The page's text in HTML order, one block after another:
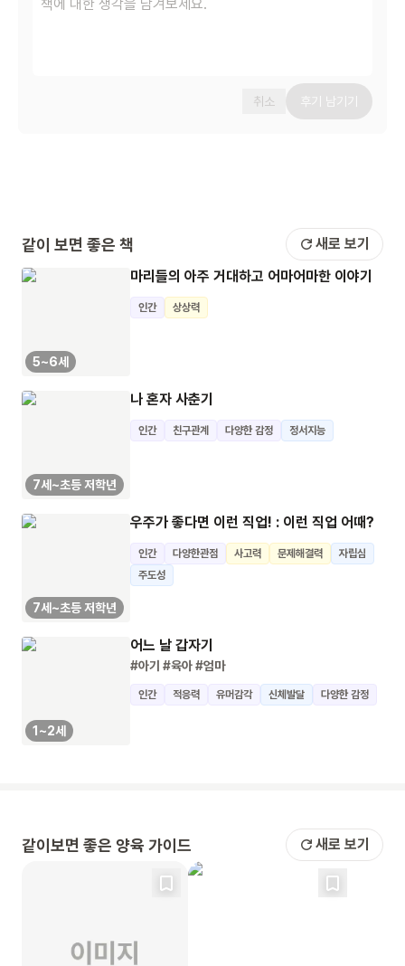
취소 후기 남기기
같이 보면 좋은 책 새로 보기
5~6세
마리들의 아주 거대하고 어마어마한 이야기
인간 상상력
7세~초등 저학년
나 혼자 사춘기
인간 친구관계 다양한 감정 정서지능
7세~초등 저학년
우주가 좋다면 이런 직업! : 이런 직업 어때?
인간 다양한관점 사고력 문제해결력
자립심
주도성
1~2세
어느 날 갑자기
#아기 #육아#엄마
인간 적응력 유머감각 신체발달 다양한 감정
같이보면 좋은 양육 가이드 새로 보기